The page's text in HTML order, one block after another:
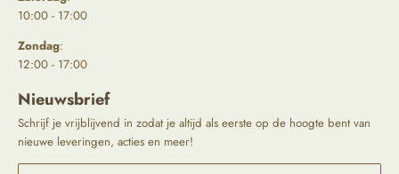
10:00 - 17:00
Zondag:
12:00 - 17:00
Nieuwsbrief
Schrijf je vrijblijvend in zodat je altijd als eerste op de hoogte bent van
nieuwe leveringen, acties en meer!